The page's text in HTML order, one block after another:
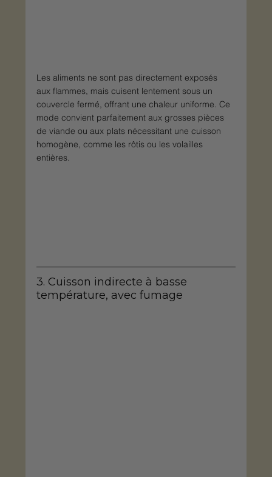
Les aliments ne sont pas directement exposés
aux flammes, mais cuisent lentement sous un
couvercle fermé, offrant une chaleur uniforme. Ce
mode convient parfaitement aux grosses pièces
de viande ou aux plats nécessitant une cuisson
homogène, comme les rôtis ou les volailles
entières.
3. Cuisson indirecte à basse
température, avec fumage